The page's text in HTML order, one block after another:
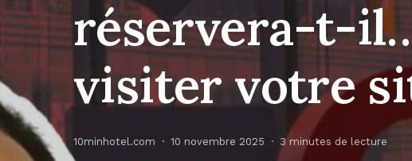
réservera-t-
visiter votre
10minhotel.com 10 novembre 2025 3 minutes de lecture